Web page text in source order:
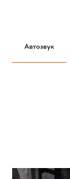
Автозвук